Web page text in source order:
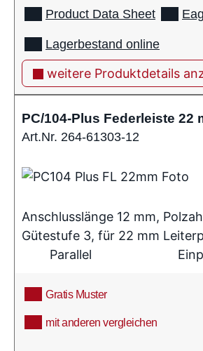
Product Data Sheet
Lagerbestand online
weitere Produktdetails
PC/104-Plus Federleiste 22
Art.Nr. 264-61303-12
Anschlusslänge 12 mm,
Gütestufe 3, für 22 mm
Parallel
Gratis Muster
mit anderen vergleichen